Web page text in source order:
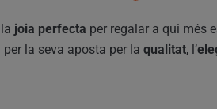
joia perfecta per regalar a qui més
la seva aposta per la qualitat, l’